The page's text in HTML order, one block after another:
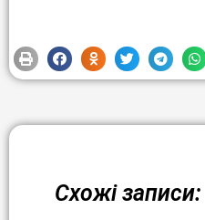
Схожі записи: